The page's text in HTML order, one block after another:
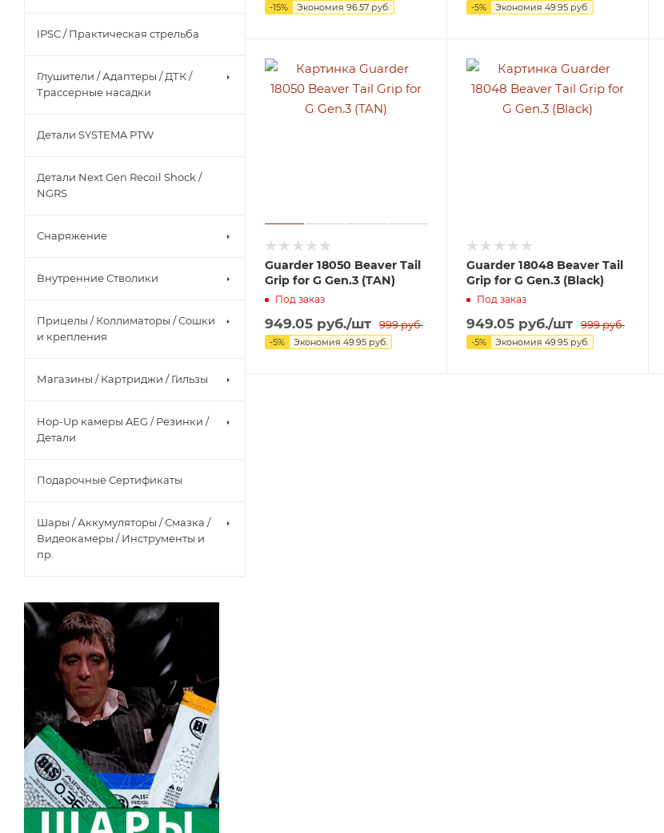
-15% Экономия 96.57 руб. -5% Экономия 49.95руб.
Guarder 18050 Beaver Tail
Grip for G Gen.3 (TAN)
Под заказ
949.05 руб./шт 999руб.
-5% Экономия 49.95 руб.
Guarder 18048 Beaver Tail
Grip for G Gen.3 (Black)
Под заказ
949.05руб./шт 999руб.
-5% Экономия 49.95руб.
IPSC / Практическая стрельба
Глушители / Адаптеры / ДТК /
Трассерные насадки
Детали SYSTEMA PTW
Детали Next Gen Recoil Shock /
NGRS
Снаряжение
Внутренние Стволики
Прицелы / Коллиматоры / Сошки
и крепления
Магазины / Картриджи / Гильзы
Hop-Up камеры AEG / Резинки /
Детали
Подарочные Сертификаты
Шары / Аккумуляторы / Смазка /
Видеокамеры / Инструменты и
пр.